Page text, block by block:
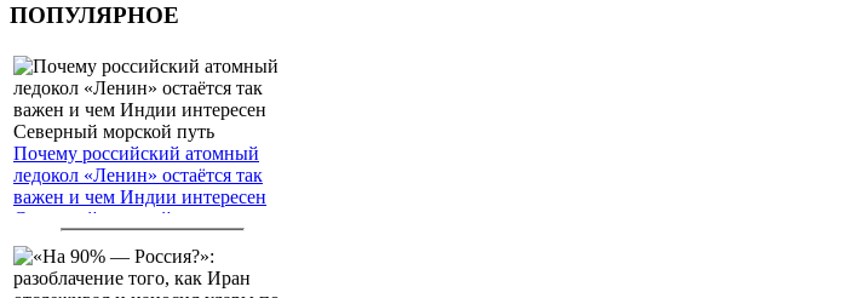
ПОПУЛЯРНОЕ
Почему российский атомный
ледокол «Ленин» остаётся так
важен и чем Индии интересен
Северный морской путь